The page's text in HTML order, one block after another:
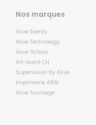
Nos marques
Alive Events
Alive Technology
Alive School
Art-Event CH
Supervision by Alive
Imprimerie ARM
Alive Tournage